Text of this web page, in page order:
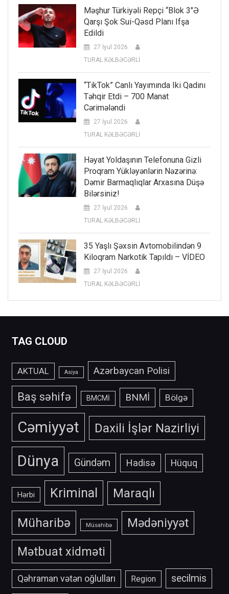
Məşhur Türkiyəli Repçi “Blok 3″ə
Qarşı Şok Sui-Qəsd Planı Ifşa
Edildi
27 İyul 2026
TURAL KƏLBƏCƏRLİ
“TikTok” Canlı Yayımında Iki Qadını
Təhqir Etdi – 700 Manat
Cərimələndi
27 İyul 2026
TURAL KƏLBƏCƏRLİ
Həyat Yoldaşının Telefonuna Gizli
Proqram Yükləyənlərin Nəzərinə:
Dəmir Barmaqlıqlar Arxasına Düşə
Bilərsiniz!
27 İyul 2026
TURAL KƏLBƏCƏRLİ
35 Yaşlı Şəxsin Avtomobilindən 9
Kiloqram Narkotik Tapıldı – VİDEO
27 İyul 2026
TURAL KƏLBƏCƏRLİ
TAG CLOUD
AKTUAL Asiya Azərbaycan Polisi
Baş səhifə BMCMİ BNMİ Bölgə
Cəmiyyət Daxili İşlər Nazirliyi
Dünya Gündəm Hadisə Hüquq
Hərbi Kriminal Maraqlı
Müharibə Müsahibə
Mədəniyyət
Mətbuat xidməti
Qəhraman vətən oğlulları Region secilmis